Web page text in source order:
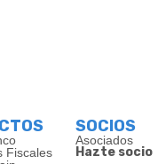
Fiscales
SOCIOS
Asociados
Hazte socio